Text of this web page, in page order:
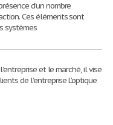
d’un nombre
Ces éléments sont
systèmes
et le marché, il vise
de l’entreprise L’optique